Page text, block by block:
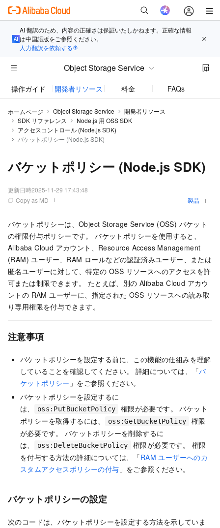
AI 翻訳のため、内容の正確さは保証いたしかねます。正確な情報
は中国語版をご参照ください。
人力翻訳を依頼する
Object Storage Service
操作ガイド 開発者リソース 料金 FAQs
ホームページ Object Storage Service
開発者リソース
SDK リファレンス
Node.js 用 OSS SDK
アクセスコントロール (Node.js SDK)
バケットポリシー (Node.js SDK)
バケットポリシー (Node.js SDK)
更新日時2025-11-29 17:43:48
Copy as MD
製品
バケットポリシーは、Object Storage Service (OSS) バケット
の権限付与ポリシーです。 バケットポリシーを使用すると、
Alibaba Cloud アカウント、Resource Access Management
(RAM) ユーザー、RAM ロールなどの認証済みユーザー、または
匿名ユーザーに対して、特定の OSS リソースへのアクセスを許
可または制限できます。 たとえば、別の Alibaba Cloud アカウ
ントの RAM ユーザーに、指定された OSS リソースへの読み取
り専用権限を付与できます。
注意事項
バケットポリシーを設定する前に、この機能の仕組みを理解
していることを確認してください。 詳細については、「バ
ケットポリシー 」をご参照ください。
バケットポリシーを設定するに
は、
oss:PutBucketPolicy
権限が必要です。 バケット
ポリシーを取得するには、
oss:GetBucketPolicy
権限
が必要です。 バケットポリシーを削除するに
は、
oss:DeleteBucketPolicy
権限が必要です。 権限
を付与する方法の詳細については、「RAM ユーザーへのカ
スタムアクセスポリシーの付与 」をご参照ください。
バケットポリシーの設定
次のコードは、バケットポリシーを設定する方法を示していま